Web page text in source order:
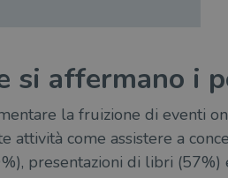
si affermano i
la fruizione di eventi
come assistere a
presentazioni di libri (57%)